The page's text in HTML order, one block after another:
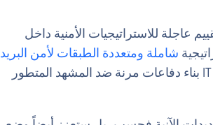
عاجلة للاستراتيجيات الأمنية داخل
شاملة ومتعددة الطبقات لأمن البريد
مدعومة بأحدث التقنيات، يمكن للقادة الحكوميين IT بناء دفاعات مرنة ضد المشهد المتطور